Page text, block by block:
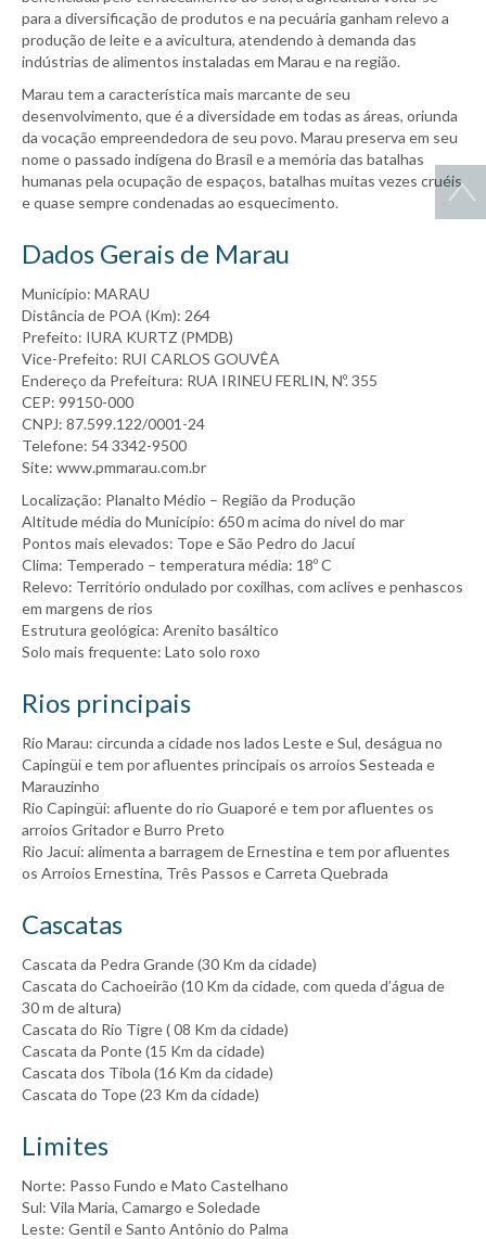
para a diversificação de produtos e na pecuária ganham relevo a
produção de leite e a avicultura, atendendo à demanda das
indústrias de alimentos instaladas em Marau e na região.
Marau tem a característica mais marcante de seu
desenvolvimento, que é a diversidade em todas as áreas, oriunda
da vocação empreendedora de seu povo. Marau preserva em seu
nome o passado indígena do Brasil e a memória das batalhas
humanas pela ocupação de espaços, batalhas muitas vezes cruéis
e quase sempre condenadas ao esquecimento.
Dados Gerais de Marau
Município: MARAU
Distância de POA (Km): 264
Prefeito: IURA KURTZ (PMDB)
Vice-Prefeito: RUI CARLOS GOUVÊA
Endereço da Prefeitura: RUA IRINEU FERLIN, Nº. 355
CEP: 99150-000
CNPJ: 87.599.122/0001-24
Telefone: 54 3342-9500
Site: www.pmmarau.com.br
Localização: Planalto Médio – Região da Produção
Altitude média do Município: 650 m acima do nível do mar
Pontos mais elevados: Tope e São Pedro do Jacuí
Clima: Temperado – temperatura média: 18º C
Relevo: Território ondulado por coxilhas, com aclives e penhascos
em margens de rios
Estrutura geológica: Arenito basáltico
Solo mais frequente: Lato solo roxo
Rios principais
Rio Marau: circunda a cidade nos lados Leste e Sul, deságua no
Capingüi e tem por afluentes principais os arroios Sesteada e
Marauzinho
Rio Capingüi: afluente do rio Guaporé e tem por afluentes os
arroios Gritador e Burro Preto
Rio Jacuí: alimenta a barragem de Ernestina e tem por afluentes
os Arroios Ernestina, Três Passos e Carreta Quebrada
Cascatas
Cascata da Pedra Grande (30 Km da cidade)
Cascata do Cachoeirão (10 Km da cidade, com queda d’água de
30 m de altura)
Cascata do Rio Tigre ( 08 Km da cidade)
Cascata da Ponte (15 Km da cidade)
Cascata dos Tibola (16 Km da cidade)
Cascata do Tope (23 Km da cidade)
Limites
Norte: Passo Fundo e Mato Castelhano
Sul: Vila Maria, Camargo e Soledade
Leste: Gentil e Santo Antônio do Palma